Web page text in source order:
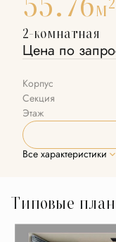
м
2-комнатная
Цена по
Корпус
Секция
Этаж
Все характеристики
Типовые